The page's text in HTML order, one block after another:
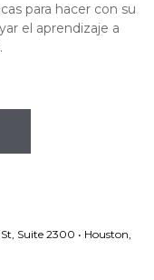
para hacer con su
el aprendizaje a
Suite 2300 • Houston,